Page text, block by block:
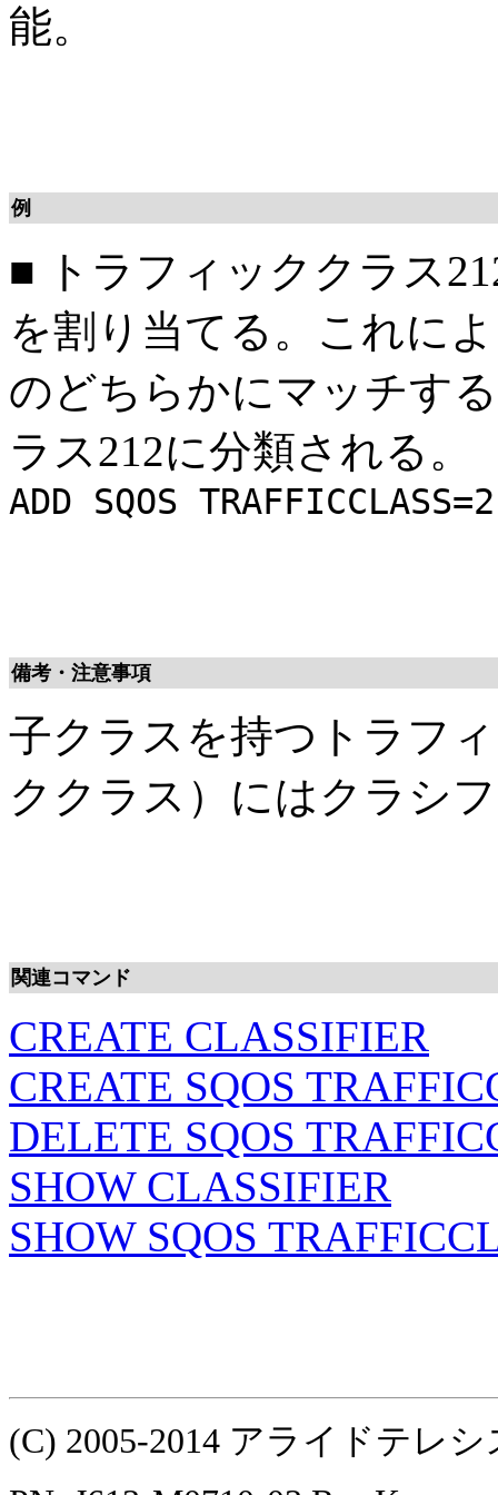
能。
例
■ トラフィッククラス
を割り当てる。これに
のどちらかにマッチす
ラス212に分類される。
ADD SQOS
備考・注意事項
子クラスを持つトラフ
ククラス）にはクラシ
関連コマンド
CREATE CLASSIFIER
CREATE SQOS
DELETE SQOS
SHOW CLASSIFIER
SHOW SQOS
(C) 2005-2014 アライドテレ